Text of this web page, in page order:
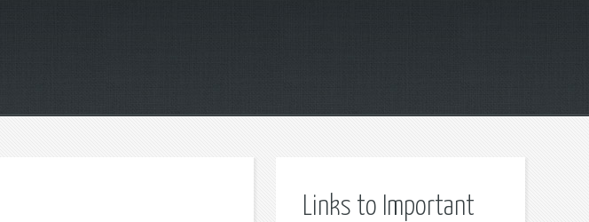
Links to Important